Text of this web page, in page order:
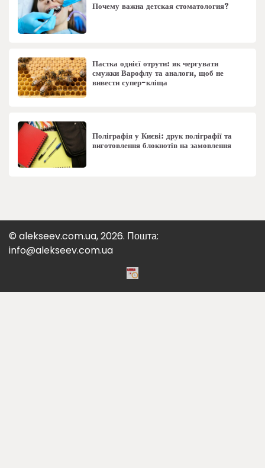
Почему важна детская стоматология?
Пастка однієї отрути: як чергувати
смужки Варофлу та аналоги, щоб не
вивести супер-кліща
Поліграфія у Києві: друк поліграфії та
виготовлення блокнотів на замовлення
© alekseev.com.ua, 2026. Пошта:
info@alekseev.com.ua